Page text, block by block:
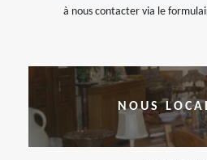
à nous contacter via le
NOUS